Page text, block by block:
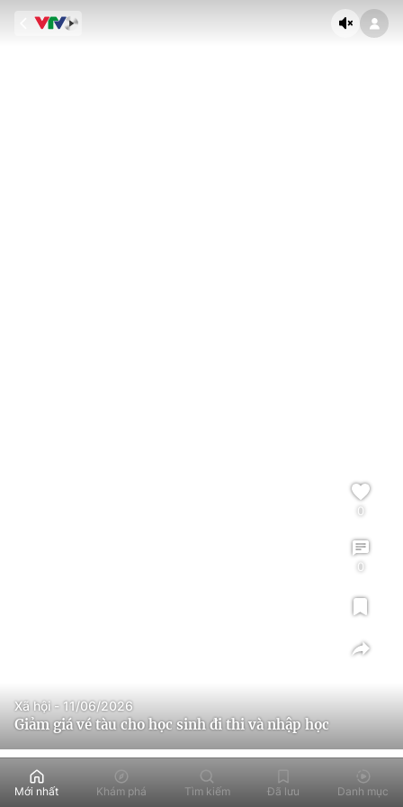
Giảm giá vé tàu cho học sinh đi thi và nhập học
Xã hội - 11/06/2026
0
0
Mới nhất Khám phá Tìm kiếm Đã lưu Danh mục